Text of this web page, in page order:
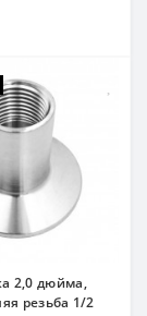
2,0 дюйма,
резьба 1/2